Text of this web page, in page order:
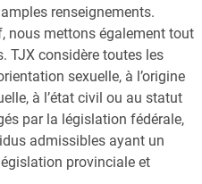
renseignements.
nous mettons également tout
TJX considère toutes les
sexuelle, à l’origine
à l’état civil ou au statut
par la législation fédérale,
admissibles ayant un
provinciale et